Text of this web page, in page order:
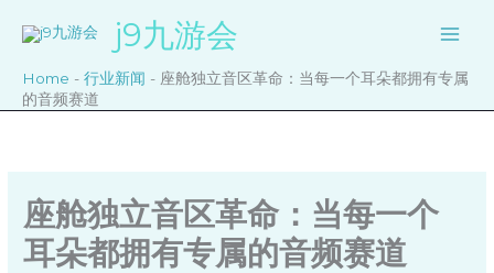
j9九游会
Home - 行业新闻 - 座舱独立音区革命：当每一个耳朵都拥有专属
的音频赛道
座舱独立音区革命：当每一个
耳朵都拥有专属的音频赛道